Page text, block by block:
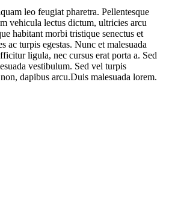
leo feugiat pharetra. Pellentesque
vehicula lectus dictum, ultricies arcu
habitant morbi tristique senectus et
ac turpis egestas. Nunc et malesuada
ligula, nec cursus erat porta a. Sed
vestibulum. Sed vel turpis
dapibus arcu.Duis malesuada lorem.